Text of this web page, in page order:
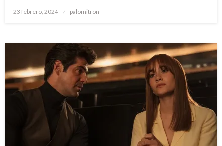
Publicado
23 febrero, 2024 palomitron